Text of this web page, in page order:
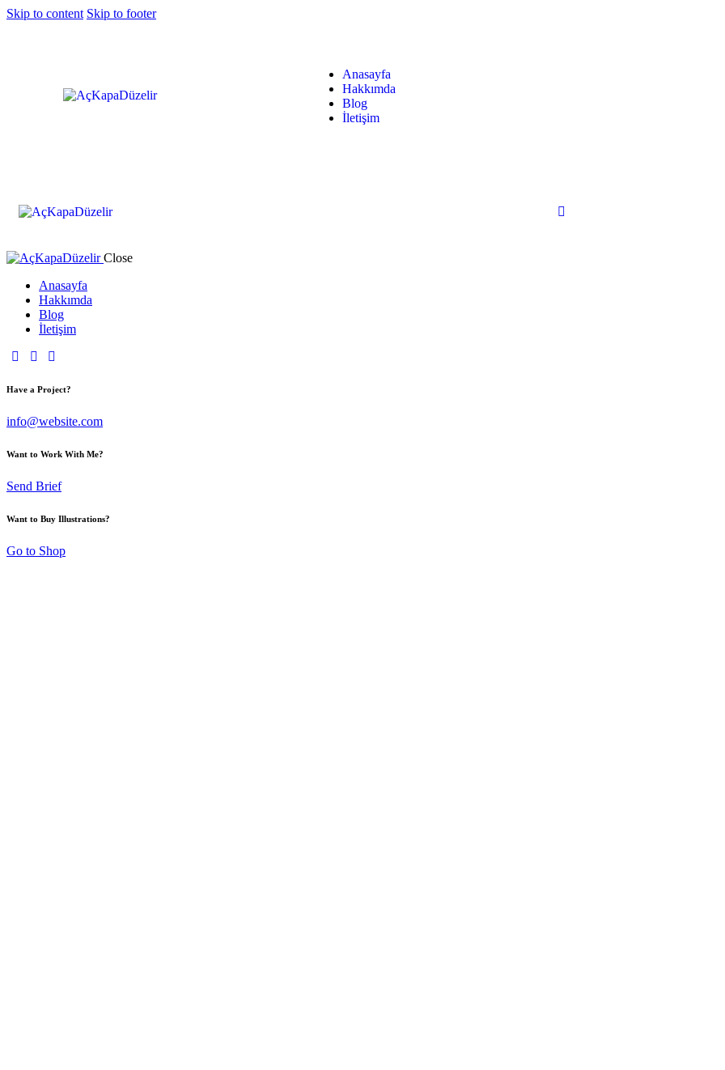
Skip to content Skip to footer
Anasayfa
Hakkımda
Blog
İletişim
Close
Anasayfa
Hakkımda
Blog
İletişim
Have a Project?
info@website.com
Want to Work With Me?
Send Brief
Want to Buy Illustrations?
Go to Shop